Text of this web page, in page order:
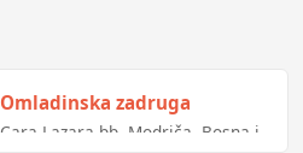
Omladinska zadruga
Cara Lazara bb, Modriča, Bosna i